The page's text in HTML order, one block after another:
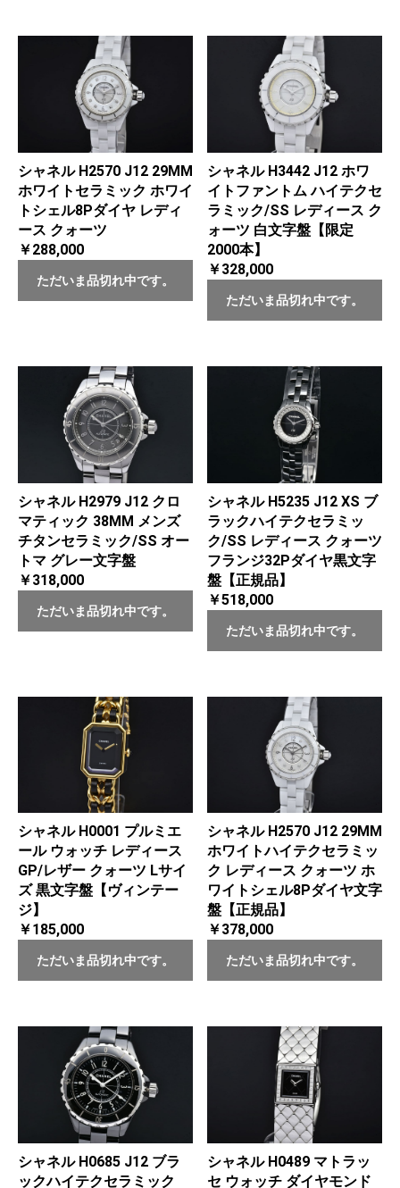
シャネル H2570 J12 29MM
ホワイトセラミック ホワイ
トシェル8Pダイヤ レディ
ース クォーツ
￥288,000
ただいま品切れ中です。
シャネル H3442 J12 ホワ
イトファントム ハイテクセ
ラミック/SS レディース ク
ォーツ 白文字盤【限定
2000本】
￥328,000
ただいま品切れ中です。
シャネル H2979 J12 クロ
マティック 38MM メンズ
チタンセラミック/SS オー
トマ グレー文字盤
￥318,000
ただいま品切れ中です。
シャネル H5235 J12 XS ブ
ラックハイテクセラミッ
ク/SS レディース クォーツ
フランジ32Pダイヤ黒文字
盤【正規品】
￥518,000
ただいま品切れ中です。
シャネル H0001 プルミエ
ール ウォッチ レディース
GP/レザー クォーツ Lサイ
ズ 黒文字盤【ヴィンテー
ジ】
￥185,000
ただいま品切れ中です。
シャネル H2570 J12 29MM
ホワイトハイテクセラミッ
ク レディース クォーツ ホ
ワイトシェル8Pダイヤ文字
盤【正規品】
￥378,000
ただいま品切れ中です。
シャネル H0685 J12 ブラ
ックハイテクセラミック
シャネル H0489 マトラッ
セ ウォッチ ダイヤモンド